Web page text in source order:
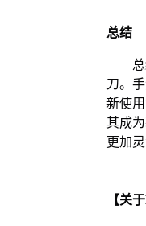
总结
刀。
新使
其成
更加
【关